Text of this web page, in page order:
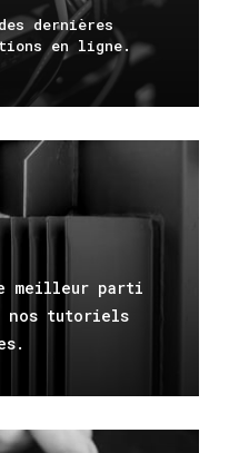
dernières
en ligne.
meilleur parti
nos tutoriels